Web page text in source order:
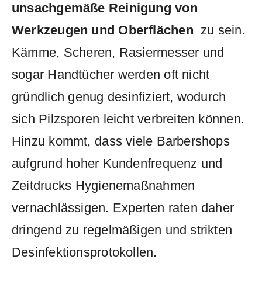
unsachgemäße Reinigung von
Werkzeugen und Oberflächen ‍ zu sein.
Kämme, ⁢Scheren, Rasiermesser und
sogar Handtücher werden oft ‍nicht
gründlich ⁢genug desinfiziert, wodurch‍
sich Pilzsporen leicht verbreiten können.
Hinzu kommt, ⁢dass viele ‌Barbershops
aufgrund ⁣hoher Kundenfrequenz und
Zeitdrucks⁣ Hygienemaßnahmen
vernachlässigen. Experten raten daher
dringend zu regelmäßigen und strikten
Desinfektionsprotokollen.